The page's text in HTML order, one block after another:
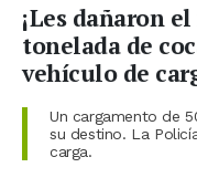
¡Les dañaron
tonelada de
vehículo de
Un cargamento de
su destino. La
carga.